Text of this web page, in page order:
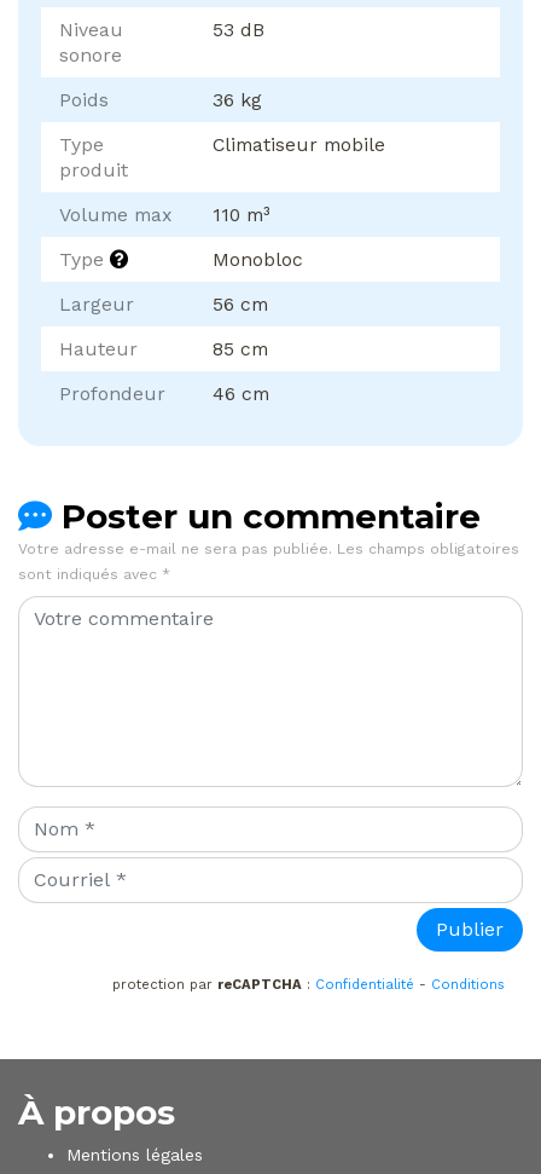
Niveau
sonore
53 dB
Poids
36 kg
Type
produit
Climatiseur mobile
Volume max
110 m³
Type
Monobloc
Largeur
56 cm
Hauteur
85 cm
Profondeur
46 cm
Poster un commentaire
Votre adresse e-mail ne sera pas publiée. Les champs obligatoires
sont indiqués avec *
protection par reCAPTCHA : Confidentialité - Conditions
À propos
Mentions légales